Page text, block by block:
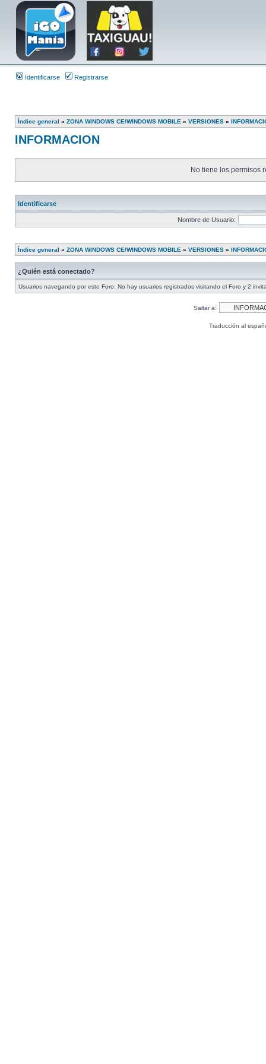
Identificarse Registrarse
Índice general » ZONA WINDOWS CE/WINDOWS MOBILE » VERSIONES »
INFORMACION
No tiene los permisos
Identificarse
Nombre de Usuario:
Índice general » ZONA WINDOWS CE/WINDOWS MOBILE » VERSIONES »
¿Quién está conectado?
Usuarios navegando por este Foro: No hay usuarios registrados visitando el Foro y 2
Saltar a:
Traducción al